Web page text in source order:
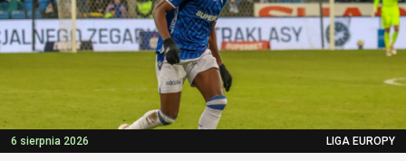
6 sierpnia 2026 LIGA EUROPY